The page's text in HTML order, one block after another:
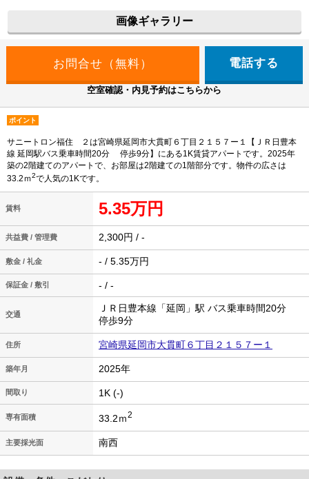
画像ギャラリー
電話する
空室確認・内見予約はこちらから
ポイント
サニートロン福住 ２は宮崎県延岡市大貫町６丁目２１５７ー１【ＪＲ日豊本
線 延岡駅バス乗車時間20分 停歩9分】にある1K賃貸アパートです。2025年
築の2階建てのアパートで、お部屋は2階建ての1階部分です。物件の広さは
33.2ｍ2で人気の1Kです。
賃料 5.35万円
共益費 / 管理費 2,300円 / -
敷金 / 礼金 - / 5.35万円
保証金 / 敷引 - / -
交通
ＪＲ日豊本線「延岡」駅 バス乗車時間20分
停歩9分
住所 宮崎県延岡市大貫町６丁目２１５７ー１
築年月 2025年
間取り 1K (-)
専有面積 33.2ｍ2
主要採光面 南西